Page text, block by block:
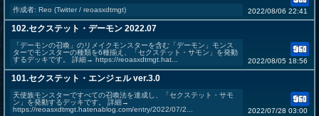
作成者: Reo (Twitter / reoasxdtmgt) 2022/08/06 22:41
102.セクステット・デーモン 2022.07
「デーモンの召喚」のリメイクモンスターを含む「デーモン」モンス
ターでモンスターの種類を6種揃え、「セクステット・サモン」を発動
するデッキです。 詳細→ https://reoasxdtmgt.hat...
2022/08/05 18:56
101.セクステット・エンジェル ver.3.0
天使族モンスターですべての召喚法を達成し、「セクステット・サモ
ン」を発動するデッキです。 詳細→
https://reoasxdtmgt.hatenablog.com/entry/2022/07/2...
2022/07/28 03:00